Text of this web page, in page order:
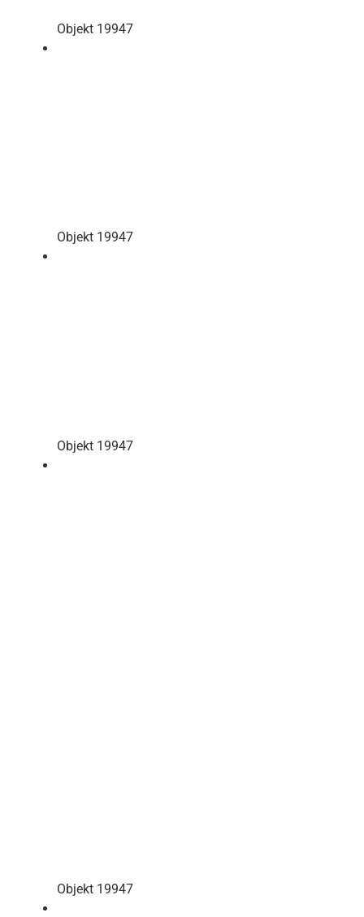
Objekt 19947
Objekt 19947
Objekt 19947
Objekt 19947